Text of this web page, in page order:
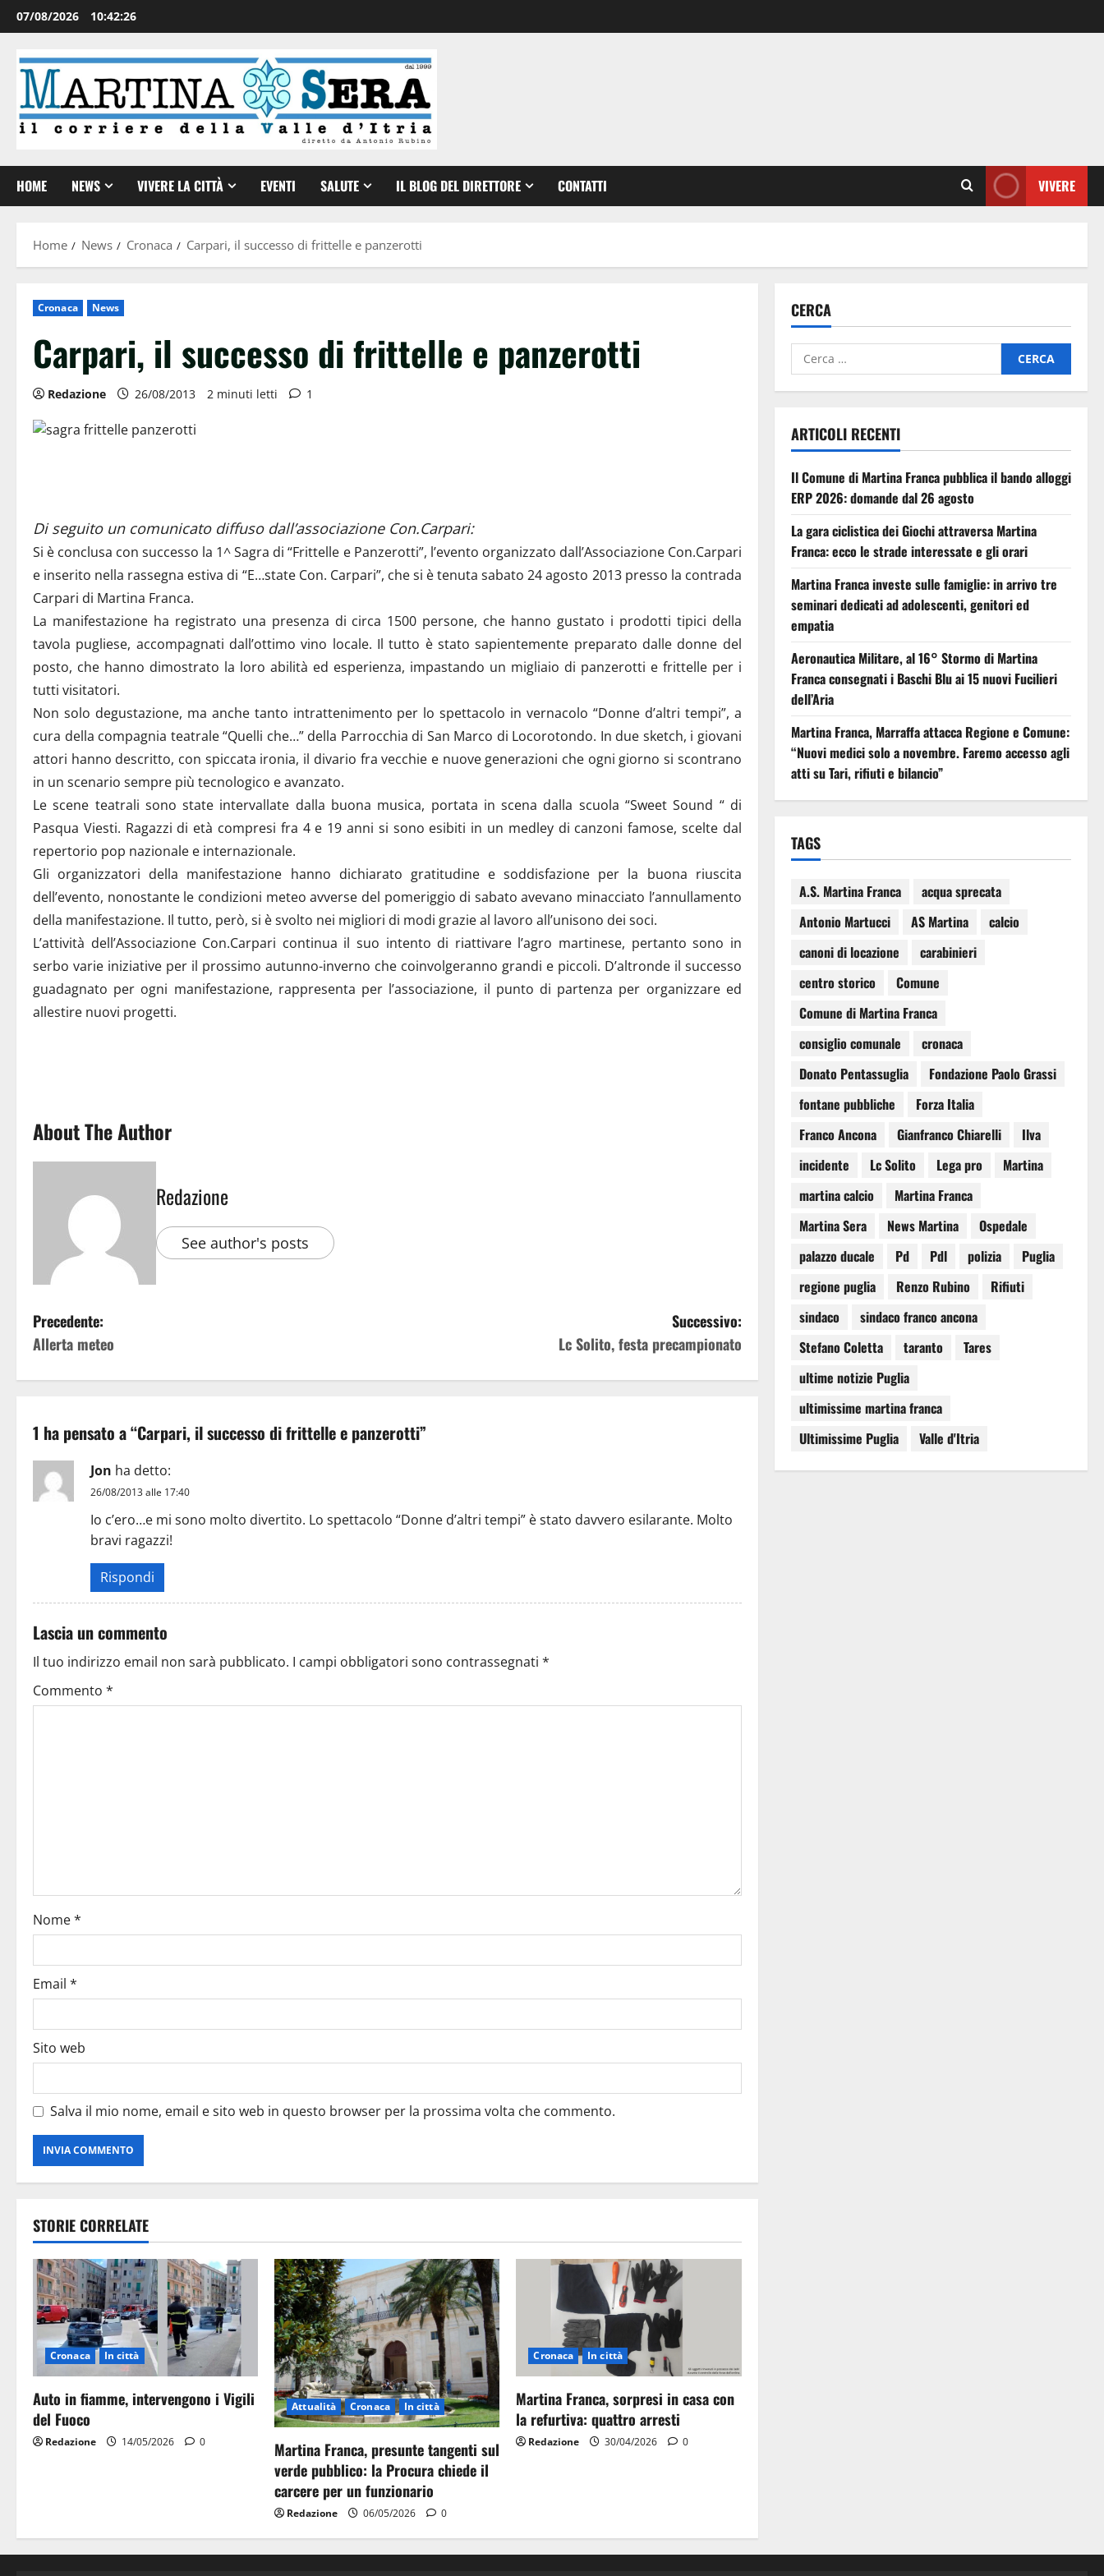
07/08/2026 10:42:27
HOME NEWS VIVERE LA CITTÀ EVENTI SALUTE IL BLOG DEL DIRETTORE CONTATTI VIVERE
Home News Cronaca Carpari, il successo di frittelle e panzerotti
Cronaca News
Carpari, il successo di frittelle e panzerotti
Redazione 26/08/2013 2 minuti letti 1
Di seguito un comunicato diffuso dall’associazione Con.Carpari:
Si è conclusa con successo la 1^ Sagra di “Frittelle e Panzerotti”, l’evento organizzato dall’Associazione Con.Carpari
e inserito nella rassegna estiva di “E…state Con. Carpari”, che si è tenuta sabato 24 agosto 2013 presso la contrada
Carpari di Martina Franca.
La manifestazione ha registrato una presenza di circa 1500 persone, che hanno gustato i prodotti tipici della
tavola pugliese, accompagnati dall’ottimo vino locale. Il tutto è stato sapientemente preparato dalle donne del
posto, che hanno dimostrato la loro abilità ed esperienza, impastando un migliaio di panzerotti e frittelle per i
tutti visitatori.
Non solo degustazione, ma anche tanto intrattenimento per lo spettacolo in vernacolo “Donne d’altri tempi”, a
cura della compagnia teatrale “Quelli che…” della Parrocchia di San Marco di Locorotondo. In due sketch, i giovani
attori hanno descritto, con spiccata ironia, il divario fra vecchie e nuove generazioni che ogni giorno si scontrano
in un scenario sempre più tecnologico e avanzato.
Le scene teatrali sono state intervallate dalla buona musica, portata in scena dalla scuola “Sweet Sound “ di
Pasqua Viesti. Ragazzi di età compresi fra 4 e 19 anni si sono esibiti in un medley di canzoni famose, scelte dal
repertorio pop nazionale e internazionale.
Gli organizzatori della manifestazione hanno dichiarato gratitudine e soddisfazione per la buona riuscita
dell’evento, nonostante le condizioni meteo avverse del pomeriggio di sabato avevano minacciato l’annullamento
della manifestazione. Il tutto, però, si è svolto nei migliori di modi grazie al lavoro all’unisono dei soci.
L’attività dell’Associazione Con.Carpari continua il suo intento di riattivare l’agro martinese, pertanto sono in
serbo varie iniziative per il prossimo autunno-inverno che coinvolgeranno grandi e piccoli. D’altronde il successo
guadagnato per ogni manifestazione, rappresenta per l’associazione, il punto di partenza per organizzare ed
allestire nuovi progetti.
About The Author
Redazione
See author's posts
Precedente:
Allerta meteo
Successivo:
Lc Solito, festa precampionato
1 ha pensato a “Carpari, il successo di frittelle e panzerotti”
Jon ha detto:
26/08/2013 alle 17:40
Io c’ero…e mi sono molto divertito. Lo spettacolo “Donne d’altri tempi” è stato davvero esilarante. Molto
bravi ragazzi!
Rispondi
Lascia un commento
Il tuo indirizzo email non sarà pubblicato. I campi obbligatori sono contrassegnati *
Commento *
Nome*
Email *
Sito web
Salva il mio nome, email e sito web in questo browser per la prossima volta che commento.
STORIE CORRELATE
Cronaca In città
Auto in fiamme, intervengono i Vigili
del Fuoco
Redazione 14/05/2026 0
Attualità Cronaca In città
Martina Franca, presunte tangenti sul
verde pubblico: la Procura chiede il
carcere per un funzionario
Redazione 06/05/2026 0
Cronaca In città
Martina Franca, sorpresi in casa con
la refurtiva: quattro arresti
Redazione 30/04/2026 0
CERCA
ARTICOLI RECENTI
Il Comune di Martina Franca pubblica il bando alloggi
ERP 2026: domande dal 26 agosto
La gara ciclistica dei Giochi attraversa Martina
Franca: ecco le strade interessate e gli orari
Martina Franca investe sulle famiglie: in arrivo tre
seminari dedicati ad adolescenti, genitori ed
empatia
Aeronautica Militare, al 16° Stormo di Martina
Franca consegnati i Baschi Blu ai 15 nuovi Fucilieri
dell’Aria
Martina Franca, Marraffa attacca Regione e Comune:
“Nuovi medici solo a novembre. Faremo accesso agli
atti su Tari, rifiuti e bilancio”
TAGS
A.S. Martina Franca
acqua sprecata
Antonio Martucci
AS Martina
calcio
canoni di locazione
carabinieri
centro storico
Comune
Comune di Martina Franca
consiglio comunale
cronaca
Donato Pentassuglia
Fondazione Paolo Grassi
fontane pubbliche
Forza Italia
Franco Ancona
Gianfranco Chiarelli
Ilva
incidente
Lc Solito Lega pro
Martina
martina calcio
Martina Franca
Martina Sera
News Martina
Ospedale
palazzo ducale
Pd Pdl polizia
Puglia
regione puglia
Renzo Rubino
Rifiuti
sindaco
sindaco franco ancona
Stefano Coletta
taranto
Tares
ultime notizie Puglia
ultimissime martina franca
Ultimissime Puglia
Valle d'Itria